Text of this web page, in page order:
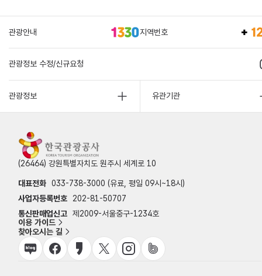
관광안내 지역번호
관광정보 수정/신규요청
관광정보 유관기관
(26464) 강원특별자치도 원주시 세계로 10
대표전화 033-738-3000 (유료, 평일 09시~18시)
사업자등록번호
202-81-50707
통신판매업신고 제2009-서울중구-1234호
이용 가이드
찾아오시는 길